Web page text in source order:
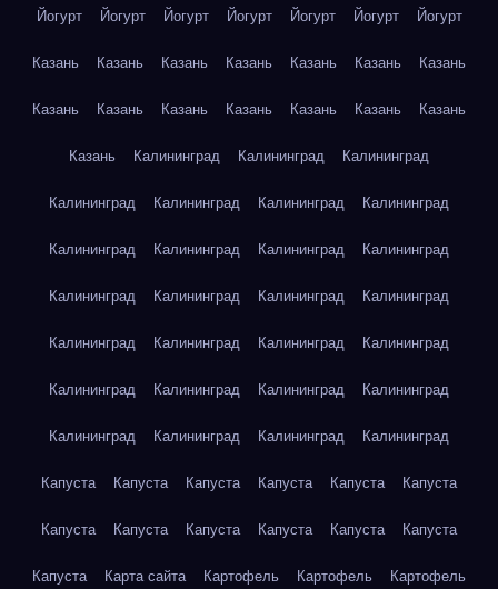
Йогурт Йогурт Йогурт Йогурт Йогурт Йогурт Йогурт
Казань Казань Казань Казань Казань Казань Казань
Казань Казань Казань Казань Казань Казань Казань
Казань Калининград Калининград Калининград
Калининград Калининград Калининград Калининград
Калининград Калининград Калининград Калининград
Калининград Калининград Калининград Калининград
Калининград Калининград Калининград Калининград
Калининград Калининград Калининград Калининград
Калининград Калининград Калининград Калининград
Капуста Капуста Капуста Капуста Капуста Капуста
Капуста Капуста Капуста Капуста Капуста Капуста
Капуста Карта сайта Картофель Картофель Картофель